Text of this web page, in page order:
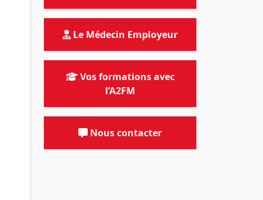
Le Médecin Employeur
Vos formations avec
l’A2FM
Nous contacter